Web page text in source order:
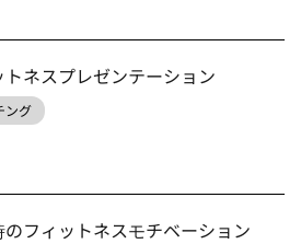
トネスプレゼンテーション
ング
のフィットネスモチベーション